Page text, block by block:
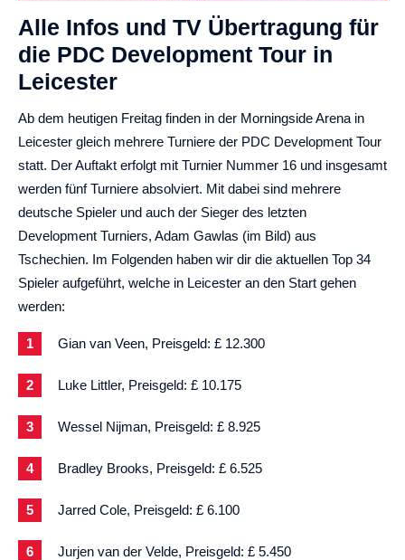
Alle Infos und TV Übertragung für
die PDC Development Tour in
Leicester
Ab dem heutigen Freitag finden in der Morningside Arena in
Leicester gleich mehrere Turniere der PDC Development Tour
statt. Der Auftakt erfolgt mit Turnier Nummer 16 und insgesamt
werden fünf Turniere absolviert. Mit dabei sind mehrere
deutsche Spieler und auch der Sieger des letzten
Development Turniers, Adam Gawlas (im Bild) aus
Tschechien. Im Folgenden haben wir dir die aktuellen Top 34
Spieler aufgeführt, welche in Leicester an den Start gehen
werden:
Gian van Veen, Preisgeld: £ 12.300
Luke Littler, Preisgeld: £ 10.175
Wessel Nijman, Preisgeld: £ 8.925
Bradley Brooks, Preisgeld: £ 6.525
Jarred Cole, Preisgeld: £ 6.100
Jurjen van der Velde, Preisgeld: £ 5.450